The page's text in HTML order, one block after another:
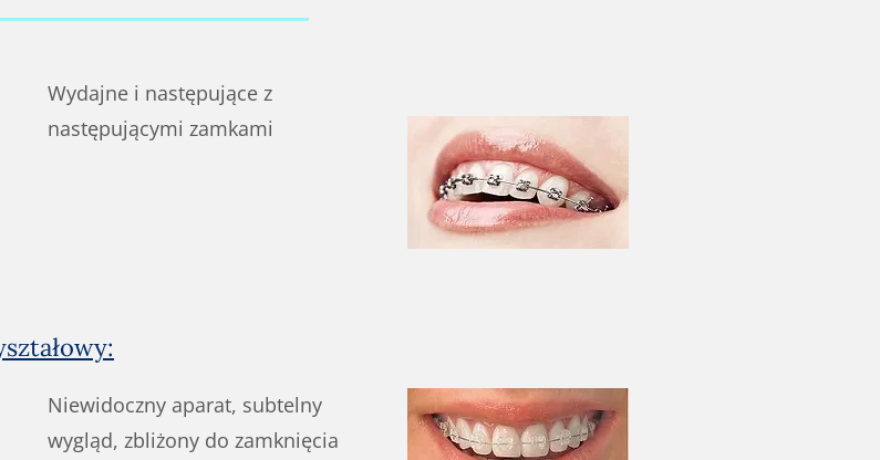
Wydajne i następujące z
następującymi zamkami
Niewidoczny aparat, subtelny
wygląd, zbliżony do zamknięcia